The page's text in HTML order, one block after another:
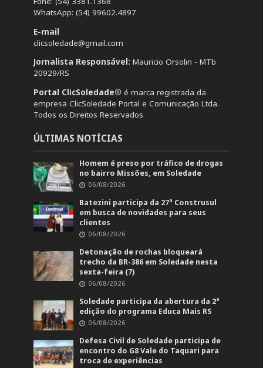
WhatsApp: (54) 99602.4897
E-mail
clicsoledade@gmail.com
Jornalista Responsável: Mauricio Orsolin - MTb
20929/RS
Portal ClicSoledade® é marca registrada da
empresa ClicSoledade Portal e Comunicação Ltda.
Todos os Direitos Reservados
ÚLTIMAS NOTÍCIAS
Homem é preso por tráfico de drogas
no bairro Missões, em Soledade
06/08/2026
Batezini participa da 27ª Construsul
em busca de novidades para seus
clientes
06/08/2026
Detonação de rochas bloqueará
trecho da BR-386 em Soledade nesta
sexta-feira (7)
06/08/2026
Soledade participa da abertura da 2ª
edição do programa Educa Mais RS
06/08/2026
Defesa Civil de Soledade participa de
encontro do G8 Vale do Taquari para
troca de experiências